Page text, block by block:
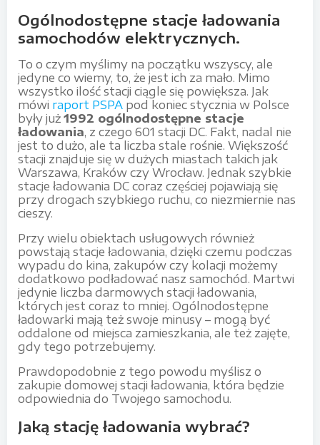
Ogólnodostępne stacje ładowania
samochodów elektrycznych.
To o czym myślimy na początku wszyscy, ale
jedyne co wiemy, to, że jest ich za mało. Mimo
wszystko ilość stacji ciągle się powiększa. Jak
mówi raport PSPA pod koniec stycznia w Polsce
były już 1992 ogólnodostępne stacje
ładowania, z czego 601 stacji DC. Fakt, nadal nie
jest to dużo, ale ta liczba stale rośnie. Większość
stacji znajduje się w dużych miastach takich jak
Warszawa, Kraków czy Wrocław. Jednak szybkie
stacje ładowania DC coraz częściej pojawiają się
przy drogach szybkiego ruchu, co niezmiernie nas
cieszy.
Przy wielu obiektach usługowych również
powstają stacje ładowania, dzięki czemu podczas
wypadu do kina, zakupów czy kolacji możemy
dodatkowo podładować nasz samochód. Martwi
jedynie liczba darmowych stacji ładowania,
których jest coraz to mniej. Ogólnodostępne
ładowarki mają też swoje minusy – mogą być
oddalone od miejsca zamieszkania, ale też zajęte,
gdy tego potrzebujemy.
Prawdopodobnie z tego powodu myślisz o
zakupie domowej stacji ładowania, która będzie
odpowiednia do Twojego samochodu.
Jaką stację ładowania wybrać?